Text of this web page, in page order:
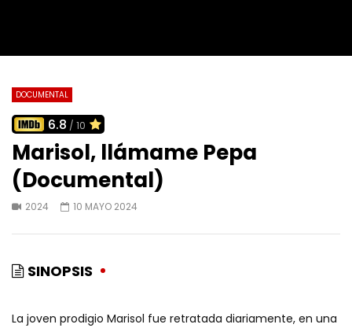
DOCUMENTAL
6.8 / 10
Marisol, llámame Pepa
(Documental)
2024 10 MAYO 2024
SINOPSIS
La joven prodigio Marisol fue retratada diariamente, en una